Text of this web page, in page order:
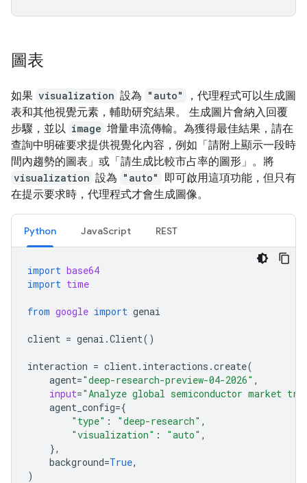
圖表
如果 visualization 設為 "auto"
，代理程式可以生成圖
表和其他視覺元素，輔助研究結果。 生成圖片會納入回覆
步驟，並以 image 增量串流傳輸。為獲得最佳結果，請在
查詢中明確要求提供視覺化內容，例如「請附上顯示一段時
間內趨勢的圖表」或「請生成比較市占率的圖形」。將
visualization 設為 "auto"
即可啟用這項功能，但只有
在提示要求時，代理程式才會生成圖像。
Python JavaScript REST
import base64
import time
from google import genai
client = genai .Client()
interaction = client. interactions .create(
agent="deep-research-preview-04-2026" ,
input="Analyze global semiconductor market
agent_config={
"type" : "deep-research" ,
"visualization" : "auto" ,
},
background=True,
)